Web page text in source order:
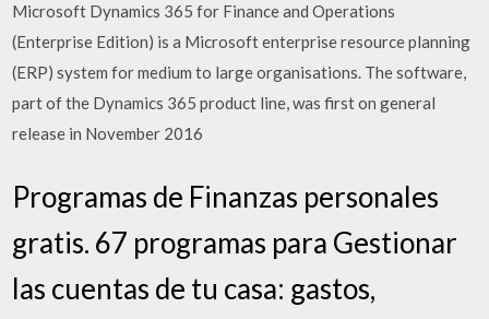
Microsoft Dynamics 365 for Finance and Operations
(Enterprise Edition) is a Microsoft enterprise resource planning
(ERP) system for medium to large organisations. The software,
part of the Dynamics 365 product line, was first on general
release in November 2016
Programas de Finanzas personales
gratis. 67 programas para Gestionar
las cuentas de tu casa: gastos,